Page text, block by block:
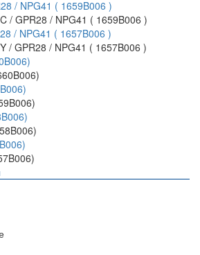
/ GPR28 / NPG41 ( 1659B006 )
/ GPR28 / NPG41 ( 1657B006 )